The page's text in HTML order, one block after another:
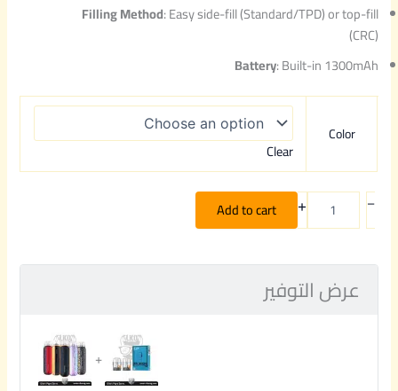
customer
Filling Method: Easy side-fill (Standard/TPD) or top-fill
(CRC)
Battery: Built-in 1300mAh
Color
Clear
–
+
Add to cart
عرض التوفير